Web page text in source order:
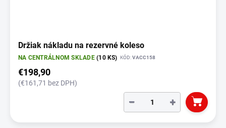
Držiak nákladu na rezervné koleso
NA CENTRÁLNOM SKLADE(10 KS) KÓD:VACC158
€198,90
(€161,71 bez DPH)
+
−